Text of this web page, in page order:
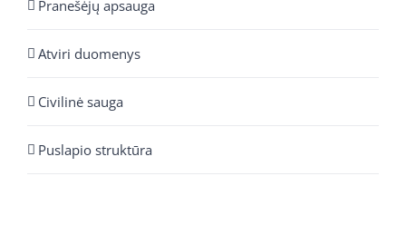
Pranešėjų apsauga
Atviri duomenys
Civilinė sauga
Puslapio struktūra